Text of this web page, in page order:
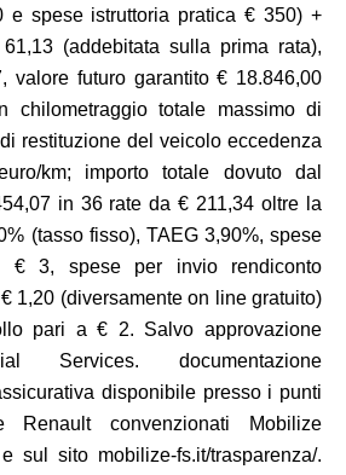
e spese istruttoria pratica € 350) +
(addebitata sulla prima rata),
valore futuro garantito € 18.846,00
chilometraggio totale massimo di
restituzione del veicolo eccedenza
km; importo totale dovuto dal
in 36 rate da € 211,34 oltre la
(tasso fisso), TAEG 3,90%, spese
€ 3, spese per invio rendiconto
1,20 (diversamente on line gratuito)
pari a € 2. Salvo approvazione
Services. documentazione
disponibile presso i punti
Renault convenzionati Mobilize
sul sito mobilize-fs.it/trasparenza/.